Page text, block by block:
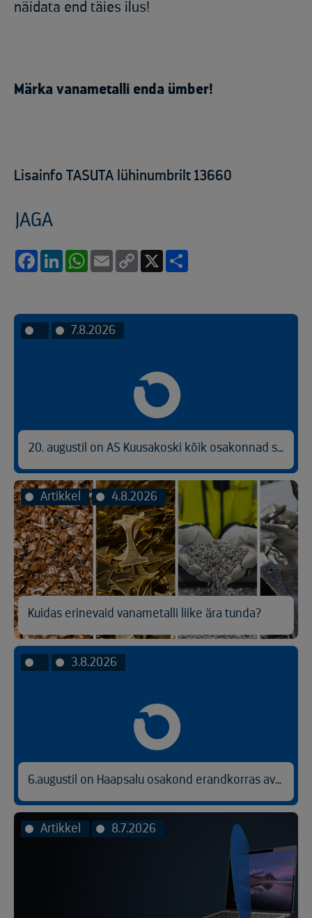
näidata end täies ilus!
Märka vanametalli enda ümber!
Lisainfo TASUTA lühinumbrilt 13660
JAGA
FacebookLinkedInWhatsApp
Email
Copy
7.8.2026
20. augustil on AS Kuusakoski kõik osakonnad suletud
Artikkel 4.8.2026
Kuidas erinevaid vanametalli liike ära tunda?
3.8.2026
Artikkel 8.7.2026